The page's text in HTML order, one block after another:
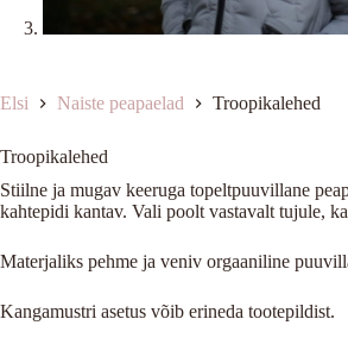
Elsi Naiste peapaelad Troopikalehed
Troopikalehed
Stiilne ja mugav keeruga topeltpuuvillane
kahtepidi kantav. Vali poolt vastavalt tujule,
Materjaliks pehme ja veniv orgaaniline
Kangamustri asetus võib erineda tootepildist.